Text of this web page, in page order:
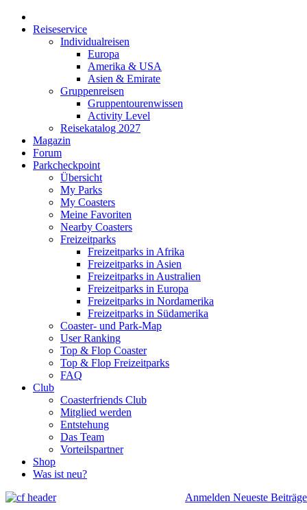
Reiseservice
Individualreisen
Europa
Amerika & USA
Asien & Emirate
Gruppenreisen
Gruppentourenwissen
Activity Level
Reisekatalog 2027
Magazin
Forum
Parkcheckpoint
Übersicht
My Parks
My Coasters
Meine Favoriten
Nearby Coasters
Freizeitparks
Freizeitparks in Afrika
Freizeitparks in Asien
Freizeitparks in Australien
Freizeitparks in Europa
Freizeitparks in Nordamerika
Freizeitparks in Südamerika
Coaster- und Park-Map
User Ranking
Top & Flop Coaster
Top & Flop Freizeitparks
FAQ
Club
Coasterfriends Club
Mitglied werden
Entstehung
Das Team
Vorteilspartner
Shop
Was ist neu?
Anmelden Neueste Beiträge